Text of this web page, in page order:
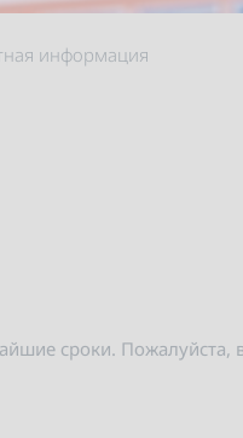
информация
сроки. Пожалуйста,